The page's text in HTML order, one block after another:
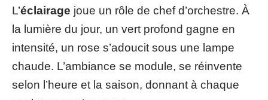
L’éclairage joue un rôle de chef d’orchestre. À
la lumière du jour, un vert profond gagne en
intensité, un rose s’adoucit sous une lampe
chaude. L’ambiance se module, se réinvente
selon l’heure et la saison, donnant à chaque